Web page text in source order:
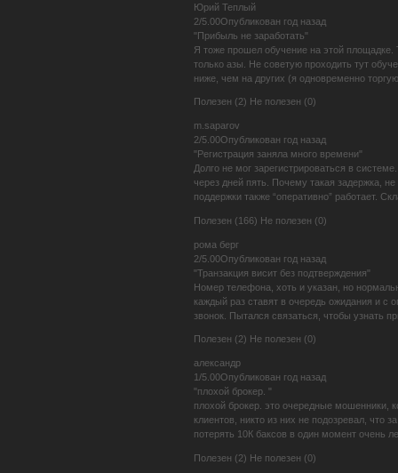
Юрий Теплый
2/5.00Опубликован год назад
"Прибыль не заработать"
Я тоже прошел обучение на этой площадке.
только азы. Не советую проходить тут
ниже, чем на других (я одновременно
Полезен (2) Не полезен (0)
m.saparov
2/5.00Опубликован год назад
"Регистрация заняла много времени"
Долго не мог зарегистрироваться в
через дней пять. Почему такая задержка,
поддержки также “оперативно” работает.
Полезен (166) Не полезен (0)
рома берг
2/5.00Опубликован год назад
"Транзакция висит без подтверждения"
Номер телефона, хоть и указан, но
каждый раз ставят в очередь ожидания и с
звонок. Пытался связаться, чтобы узнать
Полезен (2) Не полезен (0)
александр
1/5.00Опубликован год назад
"плохой брокер. "
плохой брокер. это очередные мошенники,
клиентов, никто из них не подозревал, что
потерять 10К баксов в один момент очень
Полезен (2) Не полезен (0)